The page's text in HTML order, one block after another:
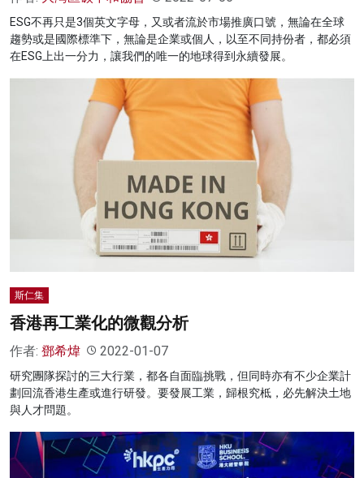
ESG不再只是3個英文字母，又或者流於市場推廣口號，無論在全球
趨勢或是國際標準下，無論是企業或個人，以至不同持份者，都必須
在ESG上出一分力，讓我們的唯一的地球得到永續發展。
斯仁集
香港再工業化的微觀分析
作者: 鄧希煒 2022-01-07
研究團隊探討的三大行業，都各自面臨挑戰，但同時亦有不少企業計
劃回流香港生產或進行研發。要發展工業，歸根究柢，必先解決土地
與人才問題。